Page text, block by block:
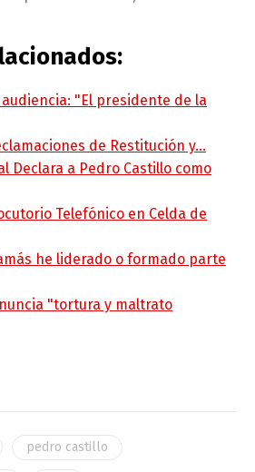
"El presidente de la
de Restitución y…
Declara a Pedro Castillo como
Telefónico en Celda de
he liderado o formado parte
"tortura y maltrato
pedro castillo